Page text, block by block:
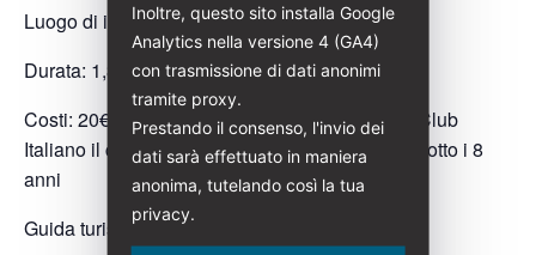
Luogo di incontro: Via Goffredo Mameli 2
Durata: 1,30 ora
Costi: 20€ (Per i soci di Italia Liberty e Touring Club
Italiano il costo è di 18€) gratuità per ragazzi/e sotto i 8
anni
Guida turistica abilitata Elena Innocenti
Inoltre, questo sito installa Google
Analytics nella versione 4 (GA4)
con trasmissione di dati anonimi
tramite proxy.
Prestando il consenso, l'invio dei
dati sarà effettuato in maniera
anonima, tutelando così la tua
privacy.